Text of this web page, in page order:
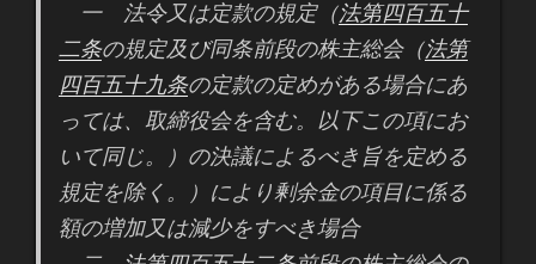
一 法令又は定款の規定（法第四百五十
二条の規定及び同条前段の株主総会（法第
四百五十九条の定款の定めがある場合にあ
っては、取締役会を含む。以下この項にお
いて同じ。）の決議によるべき旨を定める
規定を除く。）により剰余金の項目に係る
額の増加又は減少をすべき場合